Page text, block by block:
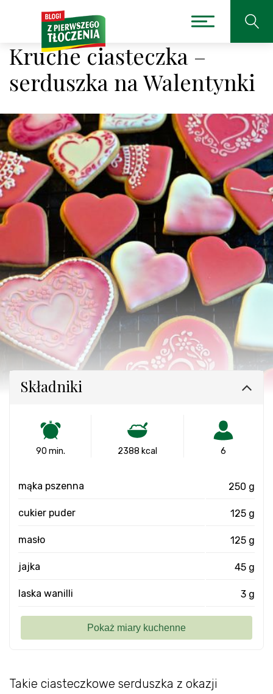
Kruche ciasteczka –
serduszka na Walentynki
Takie ciasteczkowe serduszka z okazji
Składniki
90 min. 2388 kcal 6
mąka pszenna 250 g
cukier puder 125 g
masło 125 g
jajka 45 g
laska wanilli 3 g